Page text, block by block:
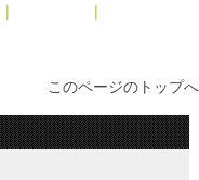
| |
このページのトップへ